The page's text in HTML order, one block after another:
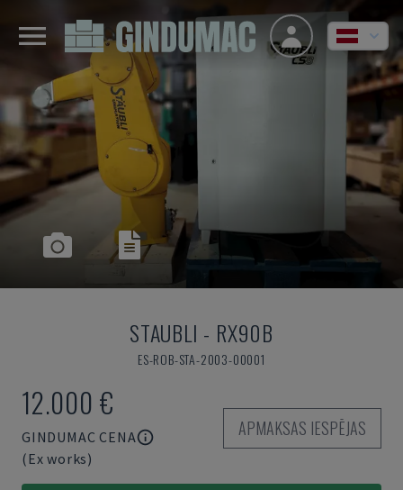
STAUBLI - RX90B
ES-ROB-STA-2003-00001
12.000 €
GINDUMAC CENA
(Ex works)
APMAKSAS IESPĒJAS